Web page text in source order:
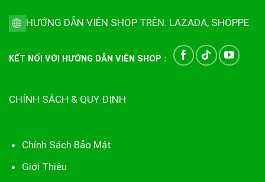
HƯỚNG DẪN VIÊN SHOP TRÊN: LAZADA, SHOPPE
KẾT NỐI VỚI HƯỚNG DẪN VIÊN SHOP :
CHÍNH SÁCH & QUY ĐỊNH
Chính Sách Bảo Mật
Giới Thiệu